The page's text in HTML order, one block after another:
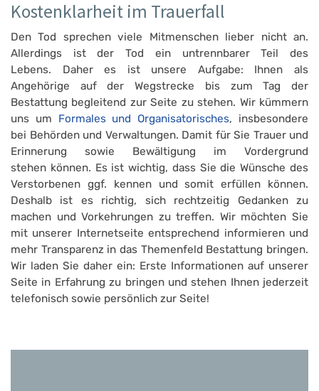
Kostenklarheit im Trauerfall
Den Tod sprechen viele Mitmenschen lieber nicht an.
Allerdings ist der Tod ein untrennbarer Teil des
Lebens. Daher es ist unsere Aufgabe: Ihnen als
Angehörige auf der Wegstrecke bis zum Tag der
Bestattung begleitend zur Seite zu stehen. Wir kümmern
uns um Formales und Organisatorisches, insbesondere
bei Behörden und Verwaltungen. Damit für Sie Trauer und
Erinnerung sowie Bewältigung im Vordergrund
stehen können. Es ist wichtig, dass Sie die Wünsche des
Verstorbenen ggf. kennen und somit erfüllen können.
Deshalb ist es richtig, sich rechtzeitig Gedanken zu
machen und Vorkehrungen zu treffen. Wir möchten Sie
mit unserer Internetseite entsprechend informieren und
mehr Transparenz in das Themenfeld Bestattung bringen.
Wir laden Sie daher ein: Erste Informationen auf unserer
Seite in Erfahrung zu bringen und stehen Ihnen jederzeit
telefonisch sowie persönlich zur Seite!